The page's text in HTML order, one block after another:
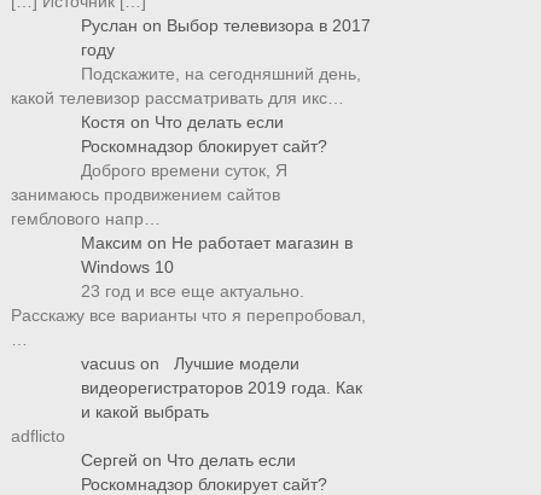
Руслан on Выбор телевизора в 2017
году
Подскажите, на сегодняшний день,
какой телевизор рассматривать для икс…
Костя on Что делать если
Роскомнадзор блокирует сайт?
Доброго времени суток, Я
занимаюсь продвижением сайтов
гемблового напр…
Максим on Не работает магазин в
Windows 10
23 год и все еще актуально.
Расскажу все варианты что я перепробовал,
vacuus on
Лучшие модели
видеорегистраторов 2019 года. Как
и какой выбрать
adflicto
Сергей on Что делать если
Роскомнадзор блокирует сайт?